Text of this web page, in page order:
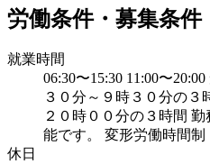
労働条件・募集条件
就業時間
06:30〜15:30 11:00〜
３０分～９時３０分の
２０時００分の３時間
能です。 変形労働時間制
休日